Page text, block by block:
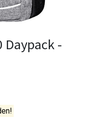
Daypack -